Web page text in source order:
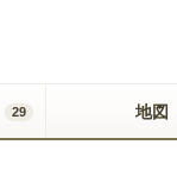
29 地図